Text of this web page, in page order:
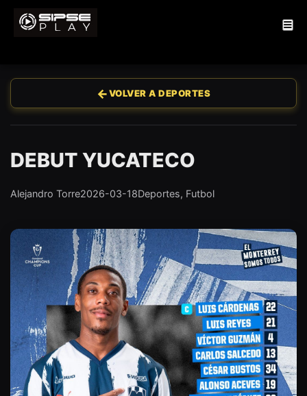
←VOLVER A DEPORTES
DEBUT YUCATECO
Alejandro Torre2026-03-18Deportes, Futbol